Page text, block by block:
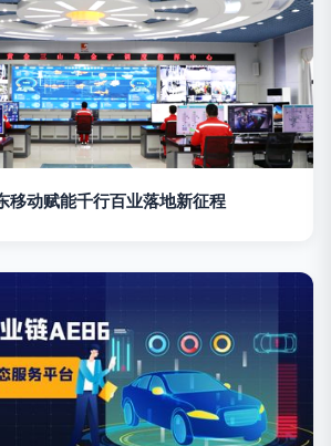
移动赋能千行百业落地新征程